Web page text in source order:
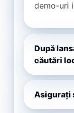
demo-uri
După
căutări
Asigurați